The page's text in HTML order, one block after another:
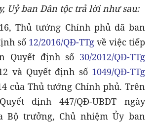
Uỷ ban Dân tộc trả lời như sau:
Thủ tướng Chính phủ đã ban
số 12/2016/QĐ-TTg về việc tiếp
Quyết định số 30/2012/QĐ-TTg
và Quyết định số 1049/QĐ-TTg
của Thủ tướng Chính phủ. Trên
định 447/QĐ-UBDT ngày
Bộ trưởng, Chủ nhiệm Ủy ban